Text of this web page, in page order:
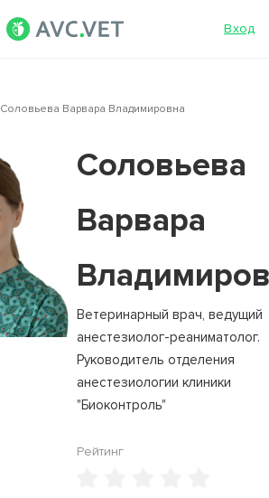
Вход
Соловьева Варвара Владимировна
Соловьева
Варвара
Ветеринарный врач, ведущий
анестезиолог-реаниматолог.
Руководитель отделения
анестезиологии клиники
"Биоконтроль"
Рейтинг